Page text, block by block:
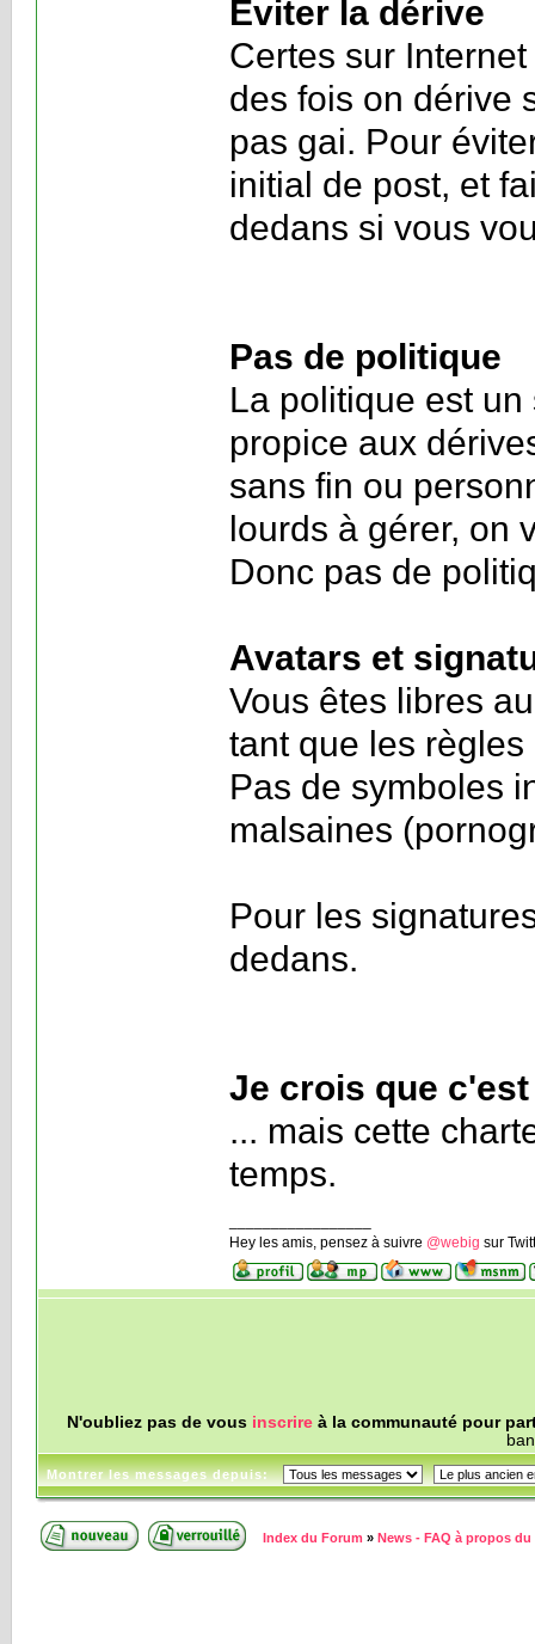
Eviter la dérive
Certes sur
des fois on dérive
pas gai. Pour
initial de post, et
dedans si vous
Pas de politique
La politique est
propice aux
sans fin ou
lourds à gérer, on
Donc pas de
Avatars et
Vous êtes libres
tant que les
Pas de symboles
malsaines
Pour les
dedans.
Je crois que
... mais cette
temps.
Hey les amis, pensez à suivre @webig sur
N'oubliez pas de vous inscrireà la communauté pour
Montrer les messages depuis:
Index du Forum » News - FAQ à propos du